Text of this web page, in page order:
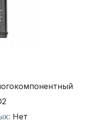
Нет